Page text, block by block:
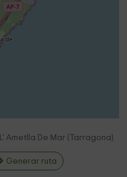
L' Ametlla De Mar ( Tarragona)
Generar ruta